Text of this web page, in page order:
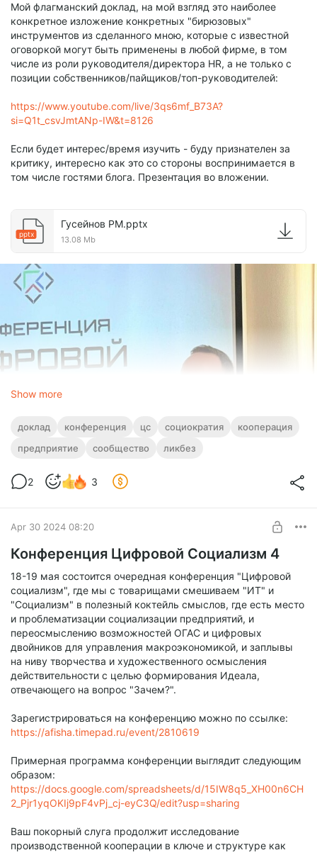
Мой флагманский доклад, на мой взгляд это наиболее
конкретное изложение конкретных "бирюзовых"
инструментов из сделанного мною, которые с известной
оговоркой могут быть применены в любой фирме, в том
числе из роли руководителя/директора HR, а не только с
позиции собственников/пайщиков/топ-руководителей:
https://www.youtube.com/live/3qs6mf_B73A?
si=Q1t_csvJmtANp-IW&t=8126
Если будет интерес/время изучить - буду признателен за
критику, интересно как это со стороны воспринимается в
том числе гостями блога. Презентация во вложении.
pptx
Гусейнов РМ.pptx
13.08 Mb
Show more
доклад конференция цс социократия
кооперация
предприятие
сообщество ликбез
2 3
Apr 30 2024 08:20
Конференция Цифровой Социализм 4
18-19 мая состоится очередная конференция "Цифровой
социализм", где мы с товарищами смешиваем "ИТ" и
"Социализм" в полезный коктейль смыслов, где есть место
и проблематизации социализации предприятий, и
переосмыслению возможностей ОГАС и цифровых
двойников для управления макроэкономикой, и заплывы
на ниву творчества и художественного осмысления
действительности с целью формирования Идеала,
отвечающего на вопрос "Зачем?".
Зарегистрироваться на конференцию можно по ссылке:
https://afisha.timepad.ru/event/2810619
Примерная программа конференции выглядит следующим
образом:
https://docs.google.com/spreadsheets/d/15IW8q5_XH00n6CH
2_Pjr1yqOKIj9pF4vPj_cj-eyC3Q/edit?usp=sharing
Ваш покорный слуга продолжит исследование
производственной кооперации в ключе и структуре как